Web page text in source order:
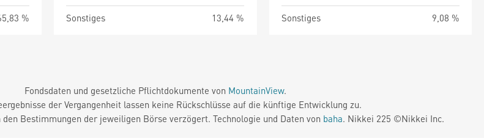
%
Sonstiges
13,44 %
Sonstiges
9,08 %
Fondsdaten und gesetzliche Pflichtdokumente von MountainView.
der Vergangenheit lassen keine Rückschlüsse auf die künftige Entwicklung zu.
Bestimmungen der jeweiligen Börse verzögert. Technologie und Daten von baha. Nikkei 225 ©Nikkei Inc.